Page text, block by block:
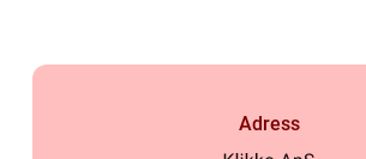
Adress